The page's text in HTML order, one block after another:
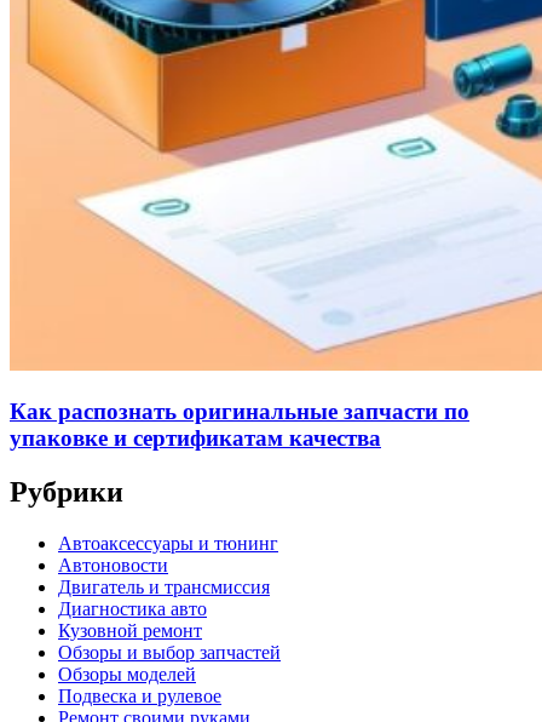
Как распознать оригинальные запчасти по
упаковке и сертификатам качества
Рубрики
Автоаксессуары и тюнинг
Автоновости
Двигатель и трансмиссия
Диагностика авто
Кузовной ремонт
Обзоры и выбор запчастей
Обзоры моделей
Подвеска и рулевое
Ремонт своими руками